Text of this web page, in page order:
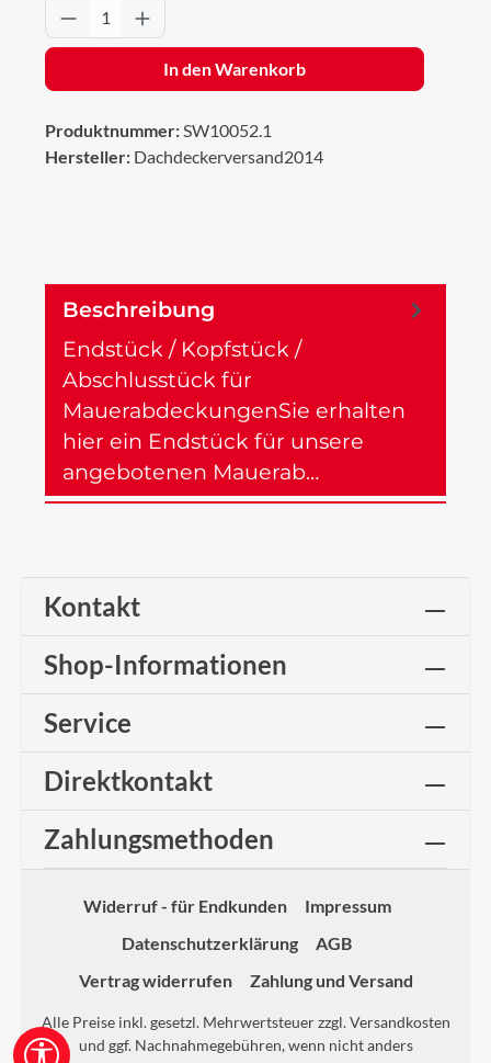
Produkt Anzahl: Gib den gewünschten
In den Warenkorb
Produktnummer:SW10052.1
Hersteller: Dachdeckerversand2014
Beschreibung
Endstück / Kopfstück /
Abschlusstück für
MauerabdeckungenSie erhalten
hier ein Endstück für unsere
angebotenen Mauerab…
Kontakt
Shop-Informationen
Service
Direktkontakt
Zahlungsmethoden
Widerruf - für Endkunden
Impressum
Datenschutzerklärung
AGB
Vertrag widerrufen
Zahlung und Versand
Alle Preise inkl. gesetzl. Mehrwertsteuer zzgl.Versandkosten
und ggf. Nachnahmegebühren, wenn nicht anders
Werkzeugleiste anzeigen